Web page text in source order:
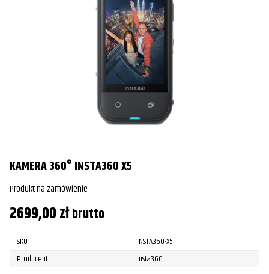
KAMERA 360° INSTA360 X5
Produkt na zamówienie
2699,00złbrutto
SKU:
INSTA360-X5
Producent:
Insta360